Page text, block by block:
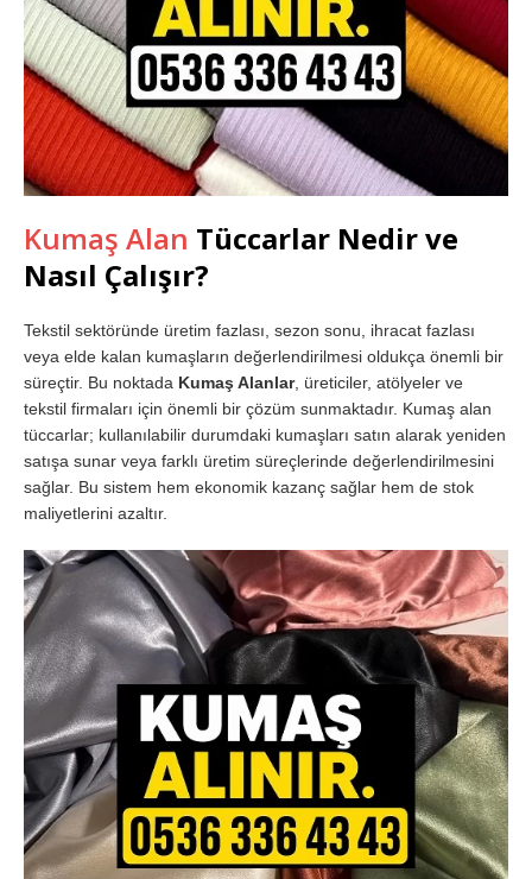
Kumaş Alan Tüccarlar Nedir ve
Nasıl Çalışır?
Tekstil sektöründe üretim fazlası, sezon sonu, ihracat fazlası
veya elde kalan kumaşların değerlendirilmesi oldukça önemli bir
süreçtir. Bu noktada Kumaş Alanlar, üreticiler, atölyeler ve
tekstil firmaları için önemli bir çözüm sunmaktadır. Kumaş alan
tüccarlar; kullanılabilir durumdaki kumaşları satın alarak yeniden
satışa sunar veya farklı üretim süreçlerinde değerlendirilmesini
sağlar. Bu sistem hem ekonomik kazanç sağlar hem de stok
maliyetlerini azaltır.